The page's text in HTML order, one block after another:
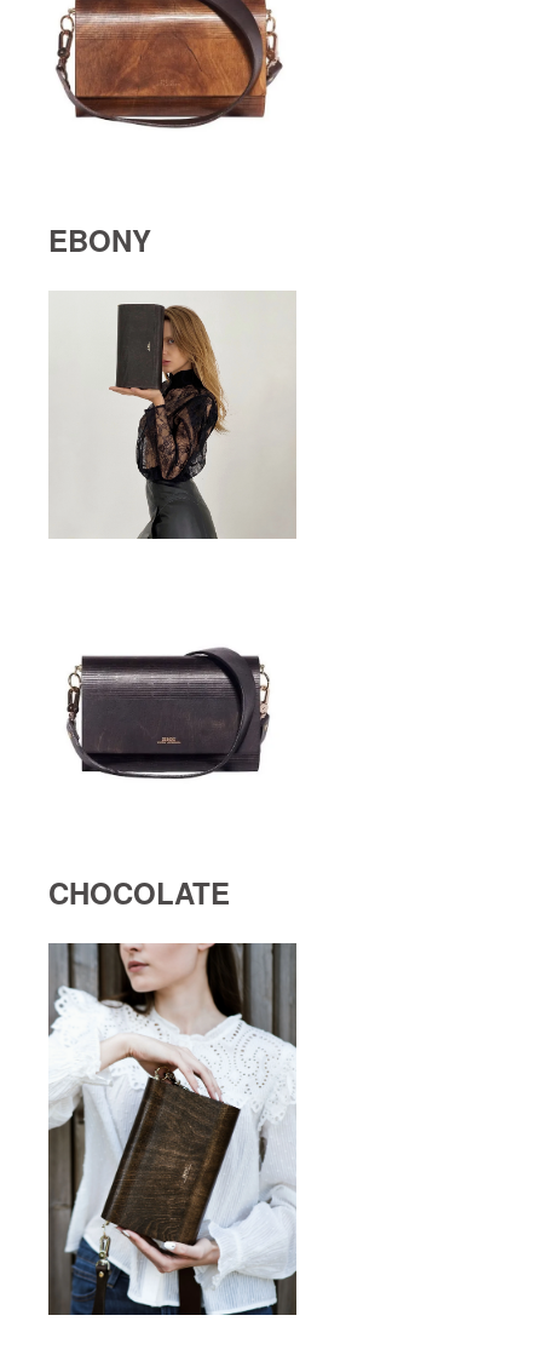
EBONY
CHOCOLATE